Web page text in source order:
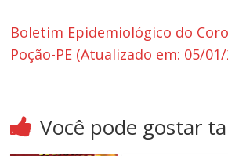
Boletim Epidemiológico do
Poção-PE (Atualizado em: 05/
Você pode gostar